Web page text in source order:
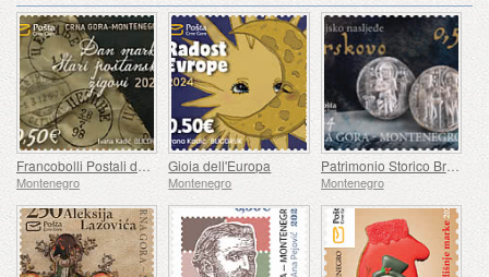
Francobolli Postali del Giorno Prima
Montenegro
Gioia dell'Europa
Montenegro
Patrimonio Storico Brskovo
Montenegro